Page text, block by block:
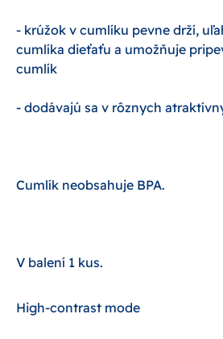
- krúžok v cumlíku pevne drží,
cumlíka dieťaťu a umožňuje
cumlík
- dodávajú sa v rôznych
Cumlík neobsahuje BPA.
V balení 1 kus.
High-contrast mode